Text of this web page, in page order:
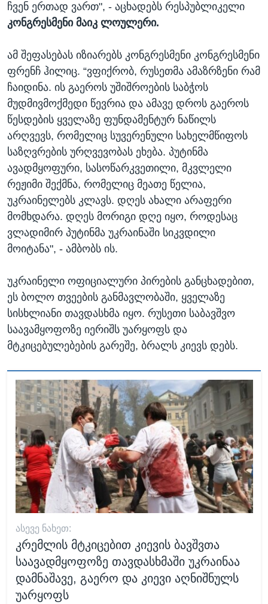
ჩვენ ერთად ვართ", - აცხადებს რესპუბლიკელი
კონგრესმენი მაიკ ლოულერი.
ამ შეფასებას იზიარებს კონგრესმენი კონგრესმენი
ფრენჩ ჰილიც. “ვფიქრობ, რუსეთმა ამაზრზენი რამ
ჩაიდინა. ის გაეროს უშიშროების საბჭოს
მუდმივმოქმედი წევრია და ამავე დროს გაეროს
წესდების ყველაზე ფუნდამენტურ ნაწილს
არღვევს, რომელიც სუვერენული სახელმწიფოს
საზღვრების ურღვევობას ეხება. პუტინმა
ავადმყოფური, სასოწარკვეთილი, მკვლელი
რეჟიმი შექმნა, რომელიც მეათე წელია,
უკრაინელებს კლავს. დღეს ახალი არაფერი
მომხდარა. დღეს მორიგი დღე იყო, როდესაც
ვლადიმირ პუტინმა უკრაინაში სიკვდილი
მოიტანა", - ამბობს ის.
უკრაინელი ოფიციალური პირების განცხადებით,
ეს ბოლო თვეების განმავლობაში, ყველაზე
სისხლიანი თავდასხმა იყო. რუსეთი საბავშვო
საავამყოფოზე იერიშს უარყოფს და
მტკიცებულებების გარეშე, ბრალს კიევს დებს.
ᲐᲡᲔᲕᲔ ᲜᲐᲮᲔᲗ:
კრემლის მტკიცებით კიევის ბავშვთა
საავადმყოფოზე თავდასხმაში უკრაინაა
დამნაშავე, გაერო და კიევი აღნიშნულს
უარყოფს